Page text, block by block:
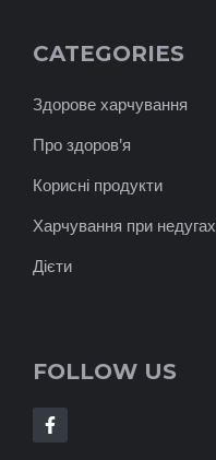
CATEGORIES
Здорове харчування
Про здоров'я
Корисні продукти
Харчування при недугах
Дієти
FOLLOW US